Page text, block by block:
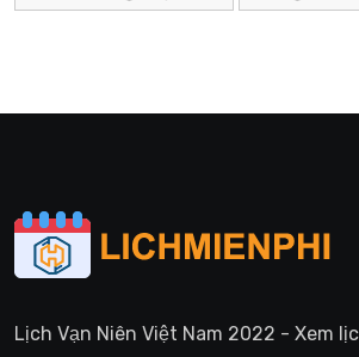
Lịch Vạn Niên Việt Nam 2022 - Xem